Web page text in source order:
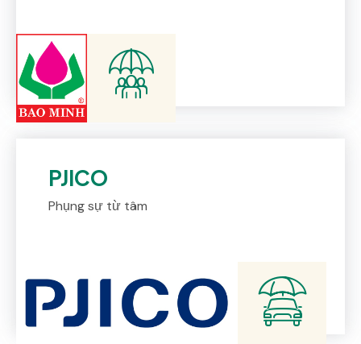
PJICO
Phụng sự từ tâm